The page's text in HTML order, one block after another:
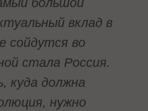
большой
вклад в
сойдутся во
стала Россия.
куда должна
нужно